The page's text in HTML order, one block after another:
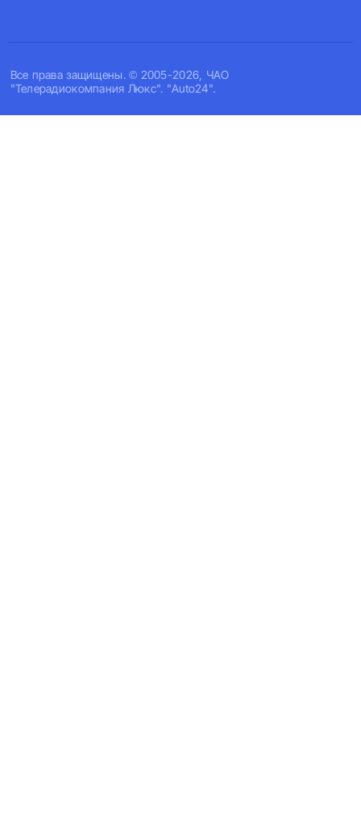
Все права защищены. © 2005-2026, ЧАО
"Телерадиокомпания Люкс". "Auto24".